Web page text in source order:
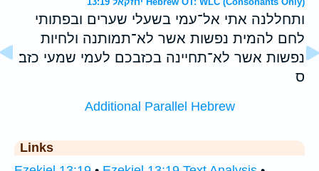
ותחללנה אתי אל־עמי בשעלי שערים ובפתותי
לחם להמית נפשות אשר לא־תמותנה ולחיות
נפשות אשר לא־תחיינה בכזבכם לעמי שמעי כזב׃
ס
Additional Parallel Hebrew
Links